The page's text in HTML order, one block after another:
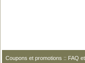
Coupons et promotions :: FAQ